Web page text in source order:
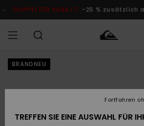
Produktinformation
RABATT -25 % zusätzlich auf den
MÄNNER
Accessoires
Accessoires
FRAUEN
Brandneu
Kinder
Snow Shop
Kinder
KINDER
BRANDNEU
TREFFEN SIE EINE AUSWAHL FÜR
Fortfahren